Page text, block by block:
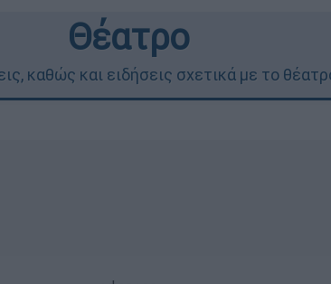
Θέατρο
καθώς και ειδήσεις σχετικά με το